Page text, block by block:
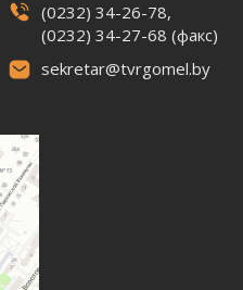
(0232) 34-26-78,
(0232) 34-27-68 (факс)
sekretar@tvrgomel.by